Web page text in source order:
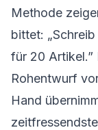
Methode
bittet:
für 20 Artikel.”
Rohentwurf
Hand